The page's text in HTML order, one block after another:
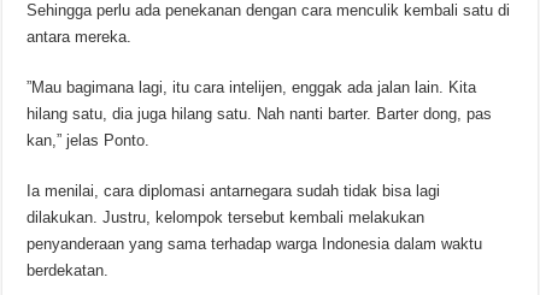
Sehingga perlu ada penekanan dengan cara menculik kembali satu di
antara mereka.
‎”Mau bagimana lagi, itu cara intelijen, enggak ada jalan lain. Kita
hilang satu, dia juga hilang satu. Nah nanti barter. Barter dong, pas
kan,” jelas Ponto.
Ia menilai, cara diplomasi antarnegara sudah tidak bisa lagi
dilakukan. Justru, kelompok tersebut kembali melakukan
penyanderaan yang sama terhadap warga Indonesia dalam waktu
berdekatan.